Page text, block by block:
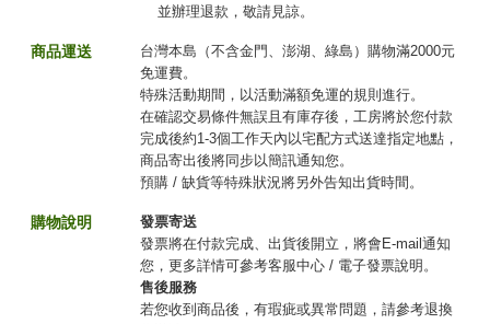
並辦理退款，敬請見諒。
商品運送
台灣本島（不含金門、澎湖、綠島）購物滿2000元
免運費。
特殊活動期間，以活動滿額免運的規則進行。
在確認交易條件無誤且有庫存後，工房將於您付款
完成後約1-3個工作天內以宅配方式送達指定地點，
商品寄出後將同步以簡訊通知您。
預購 / 缺貨等特殊狀況將另外告知出貨時間。
購物說明
發票寄送
發票將在付款完成、出貨後開立，將會E-mail通知
您，更多詳情可參考客服中心 / 電子發票說明。
售後服務
若您收到商品後，有瑕疵或異常問題，請參考退換